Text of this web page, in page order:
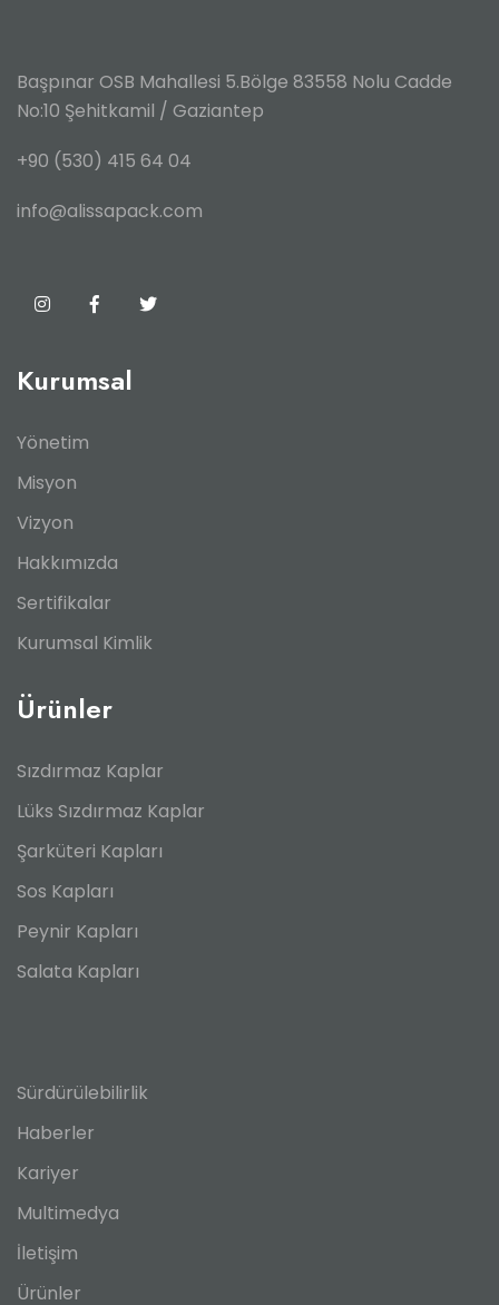
Başpınar OSB Mahallesi 5.Bölge 83558 Nolu Cadde
No:10 Şehitkamil / Gaziantep
+90 (530) 415 64 04
info@alissapack.com
Kurumsal
Yönetim
Misyon
Vizyon
Hakkımızda
Sertifikalar
Kurumsal Kimlik
Ürünler
Sızdırmaz Kaplar
Lüks Sızdırmaz Kaplar
Şarküteri Kapları
Sos Kapları
Peynir Kapları
Salata Kapları
Sürdürülebilirlik
Haberler
Kariyer
Multimedya
İletişim
Ürünler